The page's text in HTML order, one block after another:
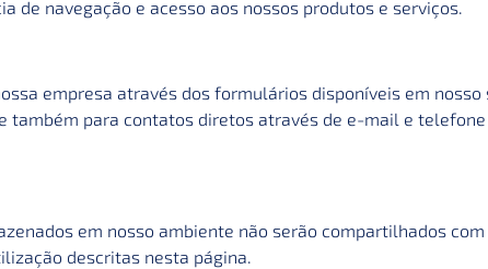
navegação e acesso aos nossos produtos e serviços.
empresa através dos formulários disponíveis em
para contatos diretos através de e-mail e
em nosso ambiente não serão compartilhados
descritas nesta página.